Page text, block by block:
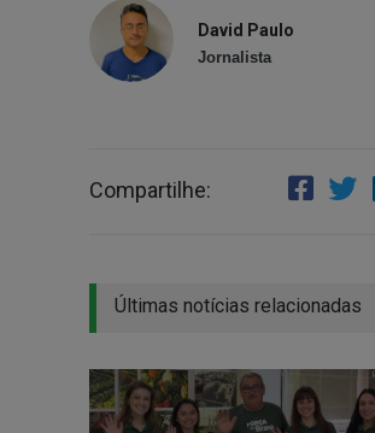
David Paulo
Jornalista
Compartilhe:
Últimas notícias relacionadas